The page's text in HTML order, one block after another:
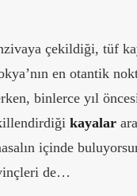
çekildiği, tüf
en otantik
binlerce yıl
kayalar
içinde
de…